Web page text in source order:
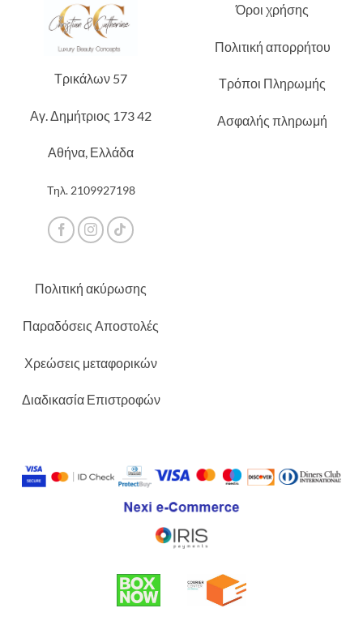
Τρικάλων 57
Αγ. Δημήτριος 173 42
Αθήνα, Ελλάδα
Τηλ. 2109927198
Όροι χρήσης
Πολιτική απορρήτου
Τρόποι Πληρωμής
Ασφαλής πληρωμή
Πολιτική ακύρωσης
Παραδόσεις Αποστολές
Χρεώσεις μεταφορικών
Διαδικασία Επιστροφών